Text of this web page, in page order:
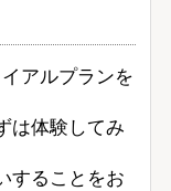
アルプランを
は体験してみ
することをお